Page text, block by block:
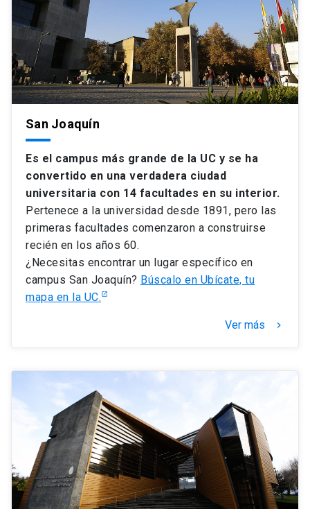
San Joaquín
Es el campus más grande de la UC y se ha
convertido en una verdadera ciudad
universitaria con 14 facultades en su interior.
Pertenece a la universidad desde 1891, pero las
primeras facultades comenzaron a construirse
recién en los años 60.
¿Necesitas encontrar un lugar específico en
campus San Joaquín? Búscalo en Ubícate, tu
mapa en la UC.
Ver más keyboard_arrow_right